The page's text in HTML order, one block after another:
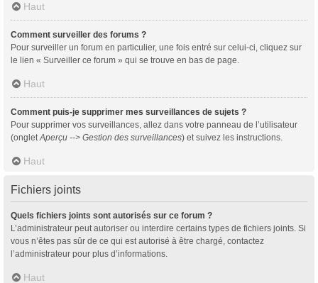
Haut
Comment surveiller des forums ?
Pour surveiller un forum en particulier, une fois entré sur celui-ci, cliquez sur
le lien « Surveiller ce forum » qui se trouve en bas de page.
Haut
Comment puis-je supprimer mes surveillances de sujets ?
Pour supprimer vos surveillances, allez dans votre panneau de l’utilisateur
(ongletAperçu --> Gestion des surveillances) et suivez les instructions.
Haut
Fichiers joints
Quels fichiers joints sont autorisés sur ce forum ?
L’administrateur peut autoriser ou interdire certains types de fichiers joints. Si
vous n’êtes pas sûr de ce qui est autorisé à être chargé, contactez
l’administrateur pour plus d’informations.
Haut